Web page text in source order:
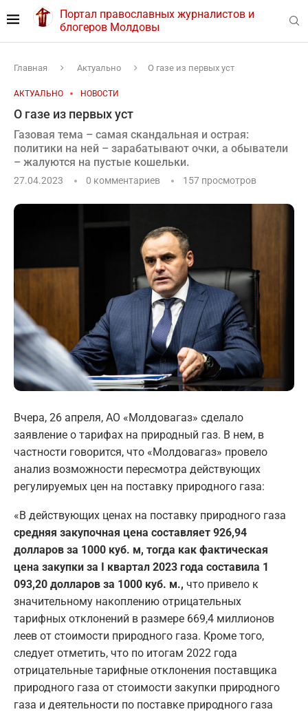
Портал православных журналистов и
блогеров Молдовы
Главная Актуально О газе из первых уст
АКТУАЛЬНО НОВОСТИ
О газе из первых уст
Газовая тема – самая скандальная и острая:
политики на ней – зарабатывают очки, а обыватели
– жалуются на пустые кошельки.
27.04.2023 0 комментариев 157 просмотров
Вчера, 26 апреля, АО «Молдовагаз» сделало
заявление о тарифах на природный газ. В нем, в
частности говорится, что «Молдовагаз» провело
анализ возможности пересмотра действующих
регулируемых цен на поставку природного газа:
«В действующих ценах на поставку природного газа
средняя закупочная цена составляет 926,94
долларов за 1000 куб. м, тогда как фактическая
цена закупки за I квартал 2023 года составила 1
093,20 долларов за 1000 куб. м., что привело к
значительному накоплению отрицательных
тарифных отклонений в размере 669,4 миллионов
леев от стоимости природного газа. Кроме того,
следует отметить, что по итогам 2022 года
отрицательные тарифные отклонения поставщика
природного газа от стоимости закупки природного
газа и деятельности по поставке природного газа